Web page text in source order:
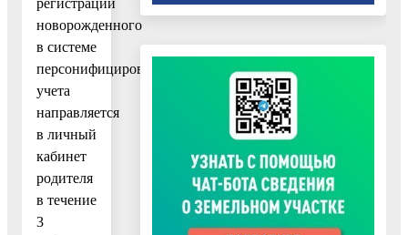
регистрации
новорожденного
в системе
персонифицированного
учета
направляется
в личный
кабинет
родителя
в течение
3